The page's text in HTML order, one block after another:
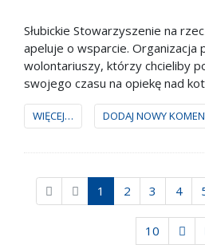
Słubickie Stowarzyszenie na
apeluje o wsparcie. Organizacja
wolontariuszy, którzy chcieliby
swojego czasu na opiekę nad
codziennym funkcjonowaniu
WIĘCEJ… DODAJ NOWY
1 2 3 4
10